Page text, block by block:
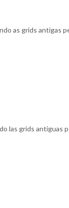
as grids antigas
las grids antiguas